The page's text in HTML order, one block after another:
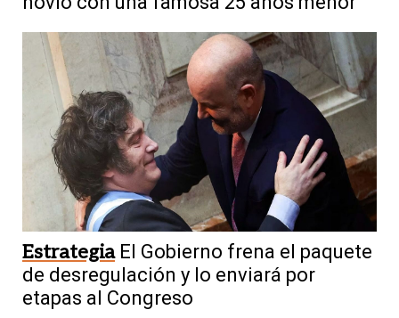
Estrategia El Gobierno frena el paquete
de desregulación y lo enviará por
etapas al Congreso